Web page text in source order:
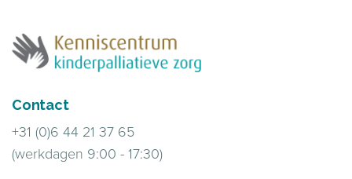
Contact
+31 (0)6 44 21 37 65
(werkdagen 9:00 - 17:30)